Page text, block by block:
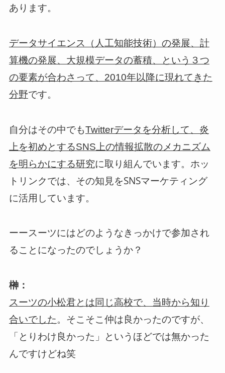
あります。
データサイエンス（人工知能技術）の発展、計
算機の発展、大規模データの蓄積、という３つ
の要素が合わさって、2010年以降に現れてきた
分野です。
自分はその中でもTwitterデータを分析して、炎
上を初めとするSNS上の情報拡散のメカニズム
を明らかにする研究に取り組んでいます。ホッ
トリンクでは、その知見をSNSマーケティング
に活用しています。
ーースーツにはどのようなきっかけで参加され
ることになったのでしょうか？
榊：
スーツの小松君とは同じ高校で、当時から知り
合いでした。そこそこ仲は良かったのですが、
「とりわけ良かった」というほどでは無かった
んですけどね笑